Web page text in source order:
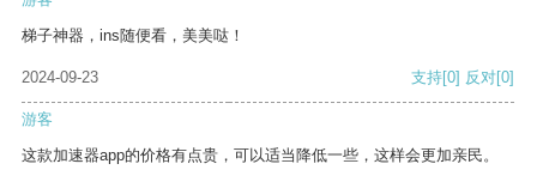
梯子神器，ins随便看，美美哒！
2024-09-23 支持[0] 反对[0]
游客
这款加速器app的价格有点贵，可以适当降低一些，这样会更加亲民。